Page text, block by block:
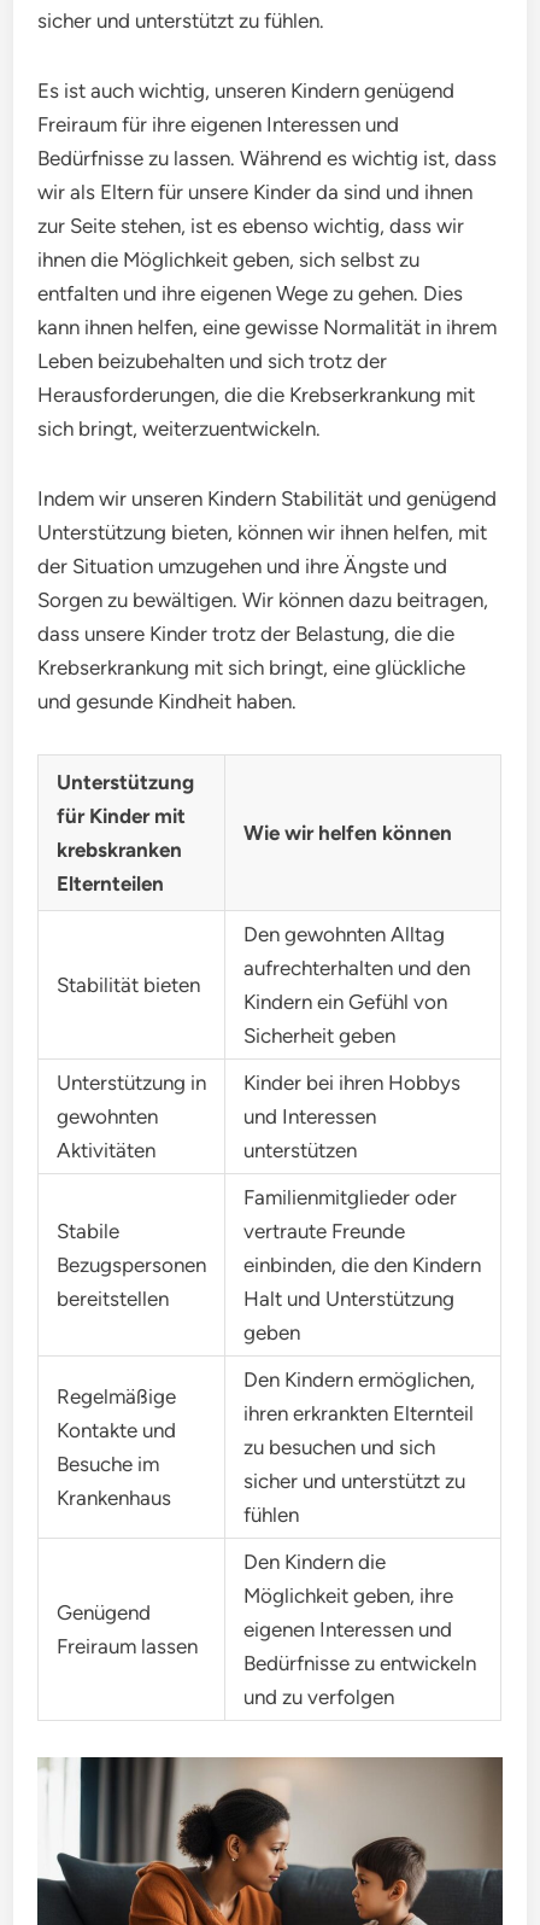
sicher und unterstützt zu fühlen.
Es ist auch wichtig, unseren Kindern genügend
Freiraum für ihre eigenen Interessen und
Bedürfnisse zu lassen. Während es wichtig ist, dass
wir als Eltern für unsere Kinder da sind und ihnen
zur Seite stehen, ist es ebenso wichtig, dass wir
ihnen die Möglichkeit geben, sich selbst zu
entfalten und ihre eigenen Wege zu gehen. Dies
kann ihnen helfen, eine gewisse Normalität in ihrem
Leben beizubehalten und sich trotz der
Herausforderungen, die die Krebserkrankung mit
sich bringt, weiterzuentwickeln.
Indem wir unseren Kindern Stabilität und genügend
Unterstützung bieten, können wir ihnen helfen, mit
der Situation umzugehen und ihre Ängste und
Sorgen zu bewältigen. Wir können dazu beitragen,
dass unsere Kinder trotz der Belastung, die die
Krebserkrankung mit sich bringt, eine glückliche
und gesunde Kindheit haben.
Unterstützung
für Kinder mit
krebskranken
Elternteilen
Wie wir helfen können
Stabilität bieten
Den gewohnten Alltag
aufrechterhalten und den
Kindern ein Gefühl von
Sicherheit geben
Unterstützung in
gewohnten
Aktivitäten
Kinder bei ihren Hobbys
und Interessen
unterstützen
Stabile
Bezugspersonen
bereitstellen
Familienmitglieder oder
vertraute Freunde
einbinden, die den Kindern
Halt und Unterstützung
geben
Regelmäßige
Kontakte und
Besuche im
Krankenhaus
Den Kindern ermöglichen,
ihren erkrankten Elternteil
zu besuchen und sich
sicher und unterstützt zu
fühlen
Genügend
Freiraum lassen
Den Kindern die
Möglichkeit geben, ihre
eigenen Interessen und
Bedürfnisse zu entwickeln
und zu verfolgen